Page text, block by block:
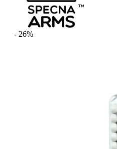
- 26%